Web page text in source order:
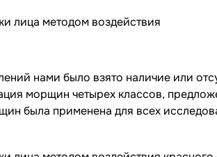
нами было взято наличие или
морщин четырех классов,
была применена для всех